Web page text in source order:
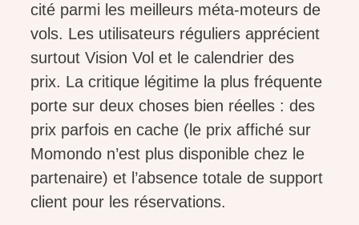
cité parmi les meilleurs méta-moteurs de
vols. Les utilisateurs réguliers apprécient
surtout Vision Vol et le calendrier des
prix. La critique légitime la plus fréquente
porte sur deux choses bien réelles : des
prix parfois en cache (le prix affiché sur
Momondo n’est plus disponible chez le
partenaire) et l’absence totale de support
client pour les réservations.